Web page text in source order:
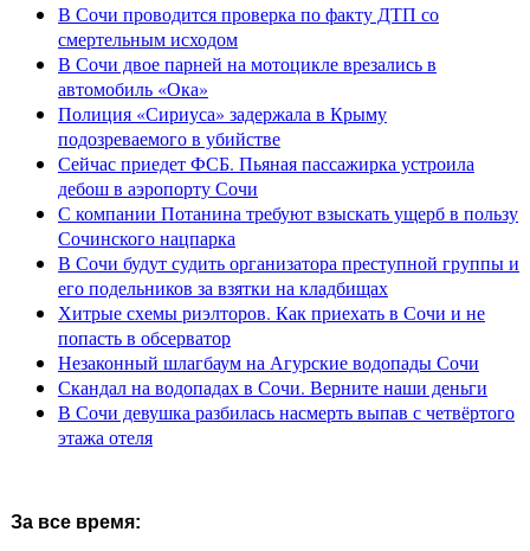
В Сочи проводится проверка по факту ДТП со
смертельным исходом
В Сочи двое парней на мотоцикле врезались в
автомобиль «Ока»
Полиция «Сириуса» задержала в Крыму
подозреваемого в убийстве
Сейчас приедет ФСБ. Пьяная пассажирка устроила
дебош в аэропорту Сочи
С компании Потанина требуют взыскать ущерб в пользу
Сочинского нацпарка
В Сочи будут судить организатора преступной группы и
его подельников за взятки на кладбищах
Хитрые схемы риэлторов. Как приехать в Сочи и не
попасть в обсерватор
Незаконный шлагбаум на Агурские водопады Сочи
Скандал на водопадах в Сочи. Верните наши деньги
В Сочи девушка разбилась насмерть выпав с четвёртого
этажа отеля
За все время: